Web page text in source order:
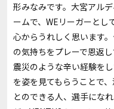
形みなみです。大宮アル
ームで、WEリーガーとし
心からうれしく思います
の気持ちをプレーで恩返
震災のような辛い経験を
を姿を見てもらうことで
とのできる人、選手にな